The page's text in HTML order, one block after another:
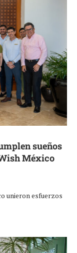
sueños
México
unieron esfuerzos